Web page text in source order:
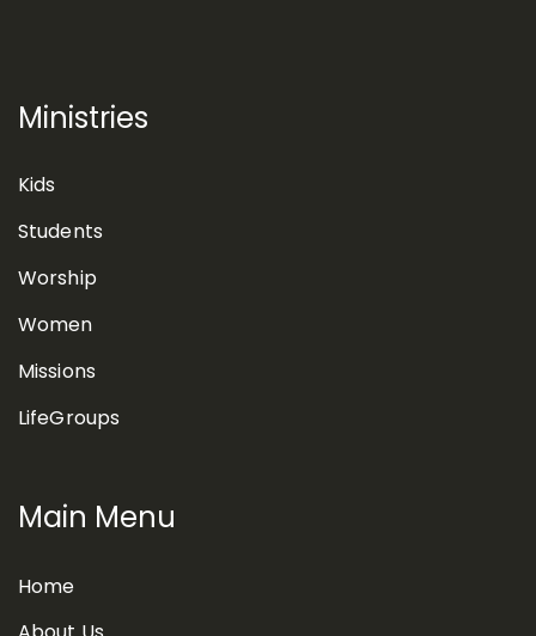
Ministries
Kids
Students
Worship
Women
Missions
LifeGroups
Main Menu
Home